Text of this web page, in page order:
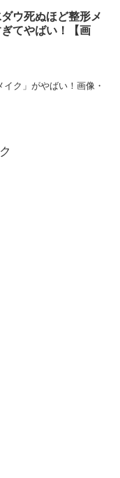
ウ死ぬほど整形メ
てやばい！【画
ク」がやばい！画像・